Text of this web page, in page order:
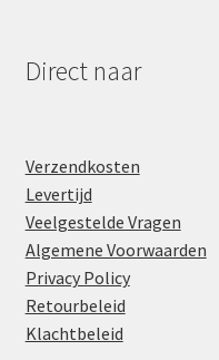
Direct naar
Verzendkosten
Levertijd
Veelgestelde Vragen
Algemene Voorwaarden
Privacy Policy
Retourbeleid
Klachtbeleid